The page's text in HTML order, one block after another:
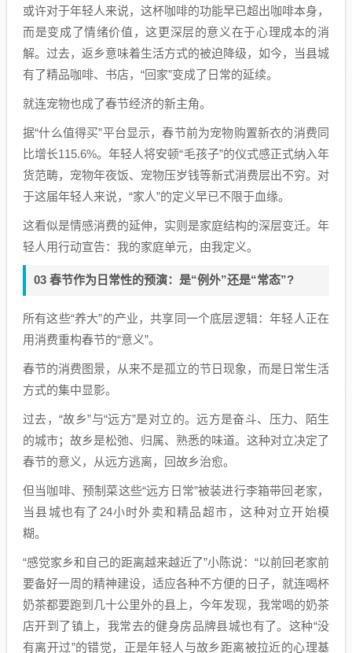
或许对于年轻人来说，这杯咖啡的功能早已超出咖啡本身，
而是变成了情绪价值，这更深层的意义在于心理成本的消
解。过去，返乡意味着生活方式的被迫降级，如今，当县城
有了精品咖啡、书店，“回家”变成了日常的延续。
就连宠物也成了春节经济的新主角。
据“什么值得买”平台显示，春节前为宠物购置新衣的消费同
比增长115.6%。年轻人将安顿“毛孩子”的仪式感正式纳入年
货范畴，宠物年夜饭、宠物压岁钱等新式消费层出不穷。对
于这届年轻人来说，“家人”的定义早已不限于血缘。
这看似是情感消费的延伸，实则是家庭结构的深层变迁。年
轻人用行动宣告：我的家庭单元，由我定义。
03 春节作为日常性的预演：是“例外”还是“常态”?
所有这些“养大”的产业，共享同一个底层逻辑：年轻人正在
用消费重构春节的“意义”。
春节的消费图景，从来不是孤立的节日现象，而是日常生活
方式的集中显影。
过去，“故乡”与“远方”是对立的。远方是奋斗、压力、陌生
的城市；故乡是松弛、归属、熟悉的味道。这种对立决定了
春节的意义，从远方逃离，回故乡治愈。
但当咖啡、预制菜这些“远方日常”被装进行李箱带回老家，
当县城也有了24小时外卖和精品超市，这种对立开始模
糊。
“感觉家乡和自己的距离越来越近了”小陈说：“以前回老家前
要备好一周的精神建设，适应各种不方便的日子，就连喝杯
奶茶都要跑到几十公里外的县上，今年发现，我常喝的奶茶
店开到了镇上，我常去的健身房品牌县城也有了。这种“没
有离开过”的错觉，正是年轻人与故乡距离被拉近的心理基